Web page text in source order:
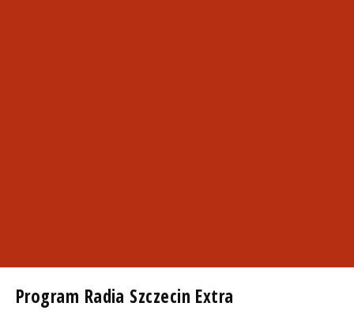
Program Radia Szczecin Extra